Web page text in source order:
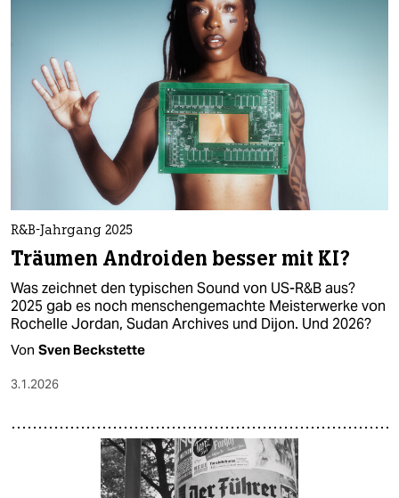
R&B-Jahrgang 2025
Träumen Androiden besser mit KI?
Was zeichnet den typischen Sound von US-R&B aus?
2025 gab es noch menschengemachte Meisterwerke von
Rochelle Jordan, Sudan Archives und Dijon. Und 2026?
Von Sven Beckstette
3.1.2026